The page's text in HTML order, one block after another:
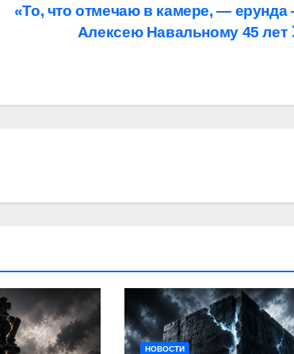
«То, что отмечаю в камере, —
Алексею Навальному 45 лет
НОВОСТИ